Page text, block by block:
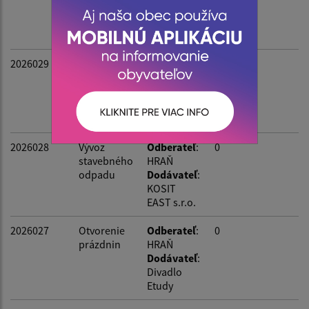
DHZ
SLOVPOL
SK s.r.o.
2026029
Prenájom
Odberateľ:
HRAŇ
Dodávateľ:
Štimová
2026028
Vývoz
stavebného
odpadu
Odberateľ:
HRAŇ
Dodávateľ:
KOSIT
EAST s.r.o.
0
2026027
Otvorenie
prázdnin
Odberateľ:
HRAŇ
Dodávateľ:
Divadlo
Etudy
0